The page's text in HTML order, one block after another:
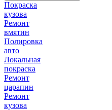
Покраска
кузова
Ремонт
вмятин
Полировка
авто
Локальная
покраска
Ремонт
царапин
Ремонт
кузова